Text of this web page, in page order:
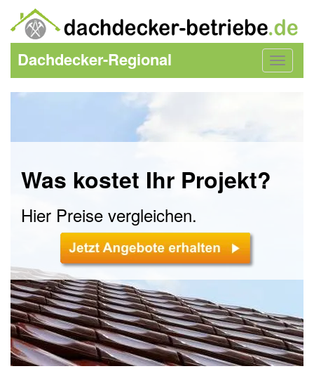
Toggle
Dachdecker-Regional
Was kostet Ihr Projekt?
Hier Preise vergleichen.